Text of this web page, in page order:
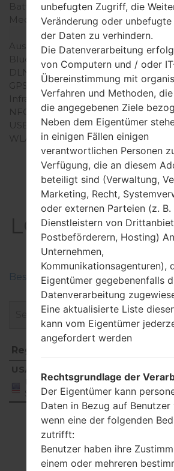
Batteriekapazität
Mechanische Tastatur
Interfaces
Ausgabe für Audio
Bluetooth
DLNA
GPS
Infrarotanschluss
NFC
USB
WLAN
) akaLG
Beschreiben Sie die Regionen der
Region
Region
USA
United
States
Showing 1 to 1 of 1
Previous
unbefugten Zugriff, die
Veränderung oder
der Daten zu verhindern.
Die Datenverarbeitung
von Computern und / oder
Übereinstimmung mit
Verfahren und Methoden,
die angegebenen Ziele
Neben dem Eigentümer
in einigen Fällen einigen
verantwortlichen Personen
Verfügung, die an diesem
beteiligt sind (Verwaltung,
Marketing, Recht,
oder externen Parteien (z.
Dienstleistern von
Postbeförderern, Hosting)
Unternehmen,
Kommunikationsagenturen),
Eigentümer gegebenenfalls
Datenverarbeitung
Eine aktualisierte Liste
kann vom Eigentümer
angefordert werden
Rechtsgrundlage der
Der Eigentümer kann
Daten in Bezug auf Benutzer
wenn eine der folgenden
zutrifft:
Benutzer haben ihre
einem oder mehreren